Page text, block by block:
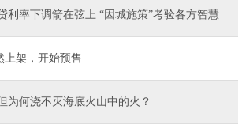
利率下调箭在弦上 “因城施策”考验各方智慧
上架，开始预售
为何浇不灭海底火山中的火？